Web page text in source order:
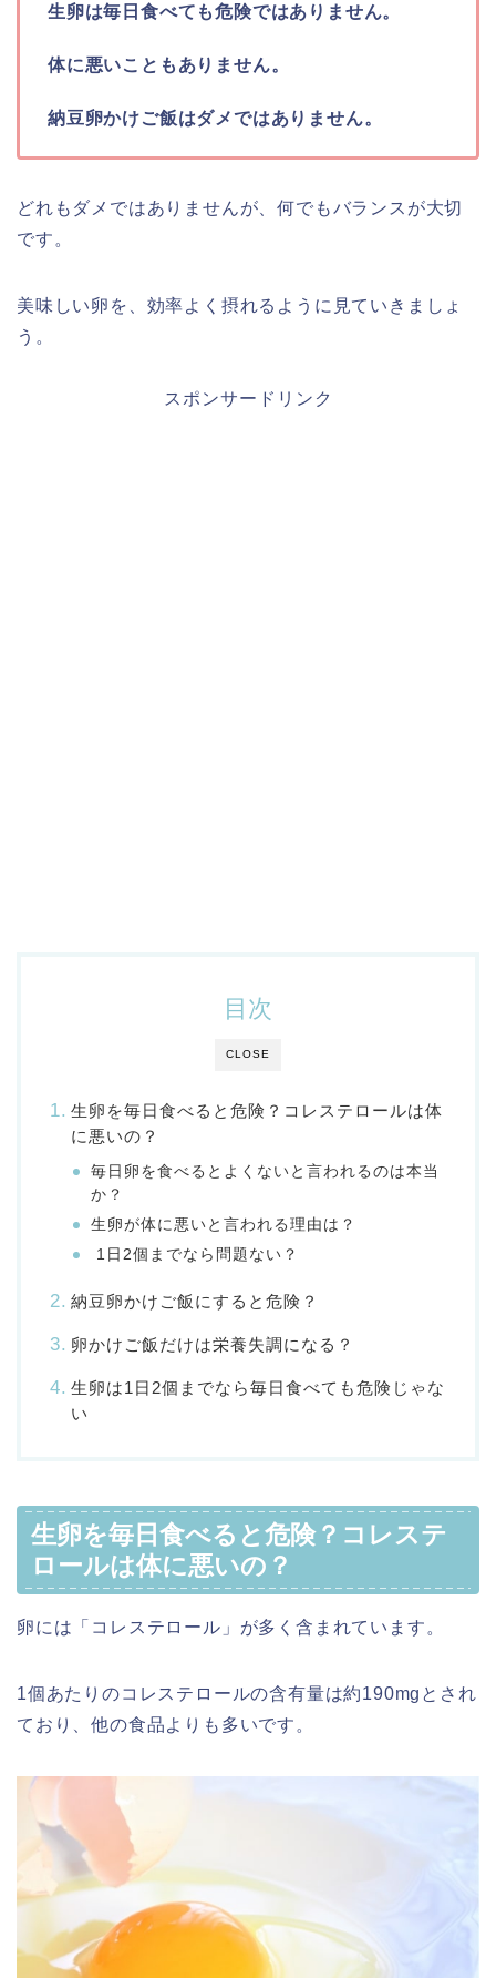
生卵は毎日食べても危険ではありません。
体に悪いこともありません。
納豆卵かけご飯はダメではありません。
どれもダメではありませんが、何でもバランスが大切
です。
美味しい卵を、効率よく摂れるように見ていきましょ
う。
スポンサードリンク
CLOSE
目次
生卵を毎日食べると危険？コレステロールは体
に悪いの？
毎日卵を食べるとよくないと言われるのは本当
か？
生卵が体に悪いと言われる理由は？
1日2個までなら問題ない？
納豆卵かけご飯にすると危険？
卵かけご飯だけは栄養失調になる？
生卵は1日2個までなら毎日食べても危険じゃな
い
生卵を毎日食べると危険？コレステ
ロールは体に悪いの？
卵には「コレステロール」が多く含まれています。
1個あたりのコレステロールの含有量は約190mgとされ
ており、他の食品よりも多いです。